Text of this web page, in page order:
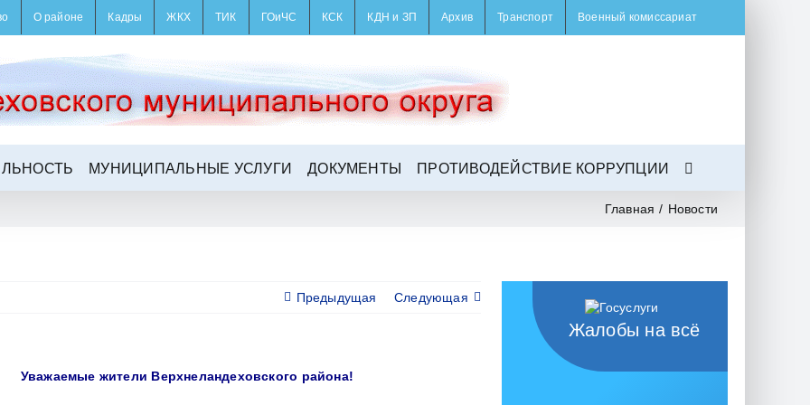
О районе Кадры ЖКХ ТИК ГОиЧС КСК КДН и ЗП Архив Транспорт Военный комиссариат
МУНИЦИПАЛЬНЫЕ УСЛУГИ ДОКУМЕНТЫ ПРОТИВОДЕЙСТВИЕ КОРРУПЦИИ
Главная / Новости
Предыдущая Следующая
Уважаемые жители Верхнеландеховского района!
Жалобы на всё